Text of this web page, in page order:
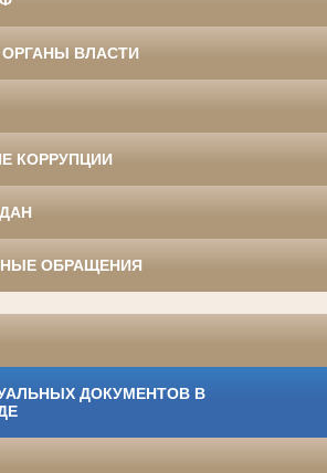
ВЛАСТИ
КОРРУПЦИИ
ОБРАЩЕНИЯ
ДОКУМЕНТОВ В